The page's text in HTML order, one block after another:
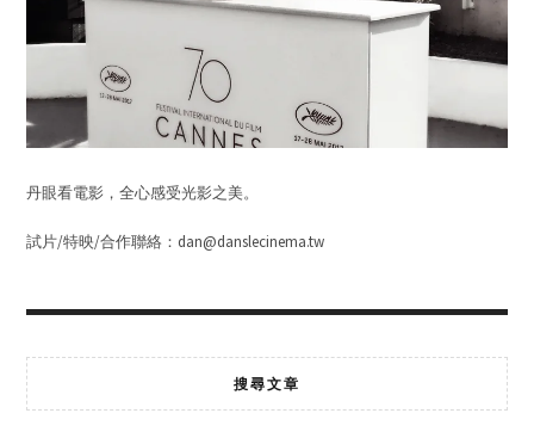
丹眼看電影，全心感受光影之美。
試片/特映/合作聯絡：dan@danslecinema.tw
搜尋文章